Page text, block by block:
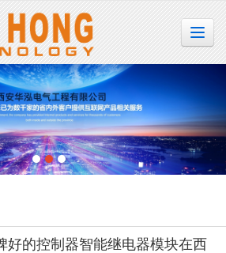
很遗憾，因您的浏览器版本过低导致无法获得最佳浏览体验，推荐下载安装谷歌浏览器！
好的控制器智能继电器模块在西